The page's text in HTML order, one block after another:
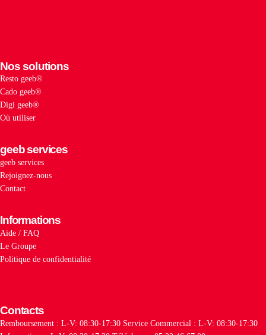
Nos solutions
Resto geeb®
Cado geeb®
Digi geeb®
Où utiliser
geeb services
geeb services
Rejoignez-nous
Contact
Informations
Aide / FAQ
Le Groupe
Politique de confidentialité
Contacts
Remboursement : L-V: 08:30-17:30 Service Commercial : L-V: 08:30-17:30